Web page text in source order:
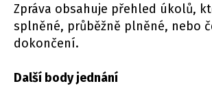
Zpráva obsahuje přehled úkolů,
splněné, průběžně plněné, nebo
dokončení.
Další body jednání